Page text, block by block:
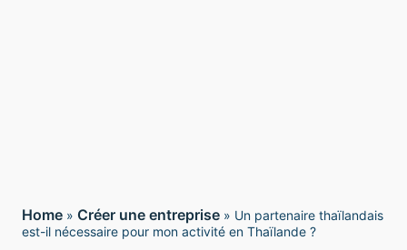
Home » Créer une entreprise » Un partenaire thaïlandais
est-il nécessaire pour mon activité en Thaïlande ?